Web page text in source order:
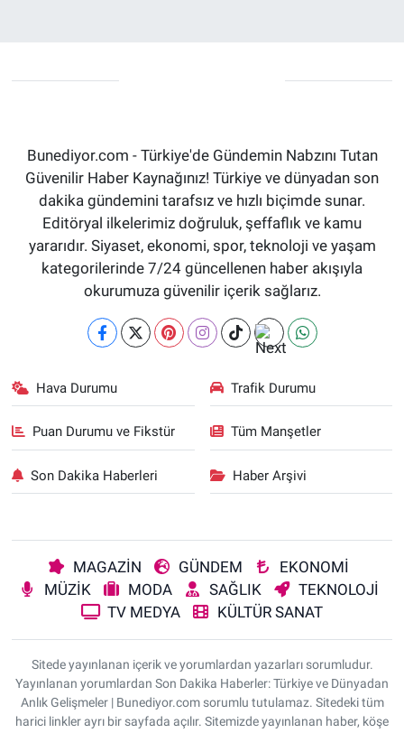
Bunediyor.com - Türkiye'de Gündemin Nabzını Tutan
Güvenilir Haber Kaynağınız! Türkiye ve dünyadan son
dakika gündemini tarafsız ve hızlı biçimde sunar.
Editöryal ilkelerimiz doğruluk, şeffaflık ve kamu
yararıdır. Siyaset, ekonomi, spor, teknoloji ve yaşam
kategorilerinde 7/24 güncellenen haber akışıyla
okurumuza güvenilir içerik sağlarız.
Hava Durumu Trafik Durumu
Puan Durumu ve Fikstür Tüm Manşetler
Son Dakika Haberleri Haber Arşivi
MAGAZİN GÜNDEM
EKONOMİ
MÜZİK
MODA SAĞLIK
TEKNOLOJİ
TV MEDYA
KÜLTÜR SANAT
Sitede yayınlanan içerik ve yorumlardan yazarları sorumludur.
Yayınlanan yorumlardan Son Dakika Haberler: Türkiye ve Dünyadan
Anlık Gelişmeler | Bunediyor.com sorumlu tutulamaz. Sitedeki tüm
harici linkler ayrı bir sayfada açılır. Sitemizde yayınlanan haber, köşe